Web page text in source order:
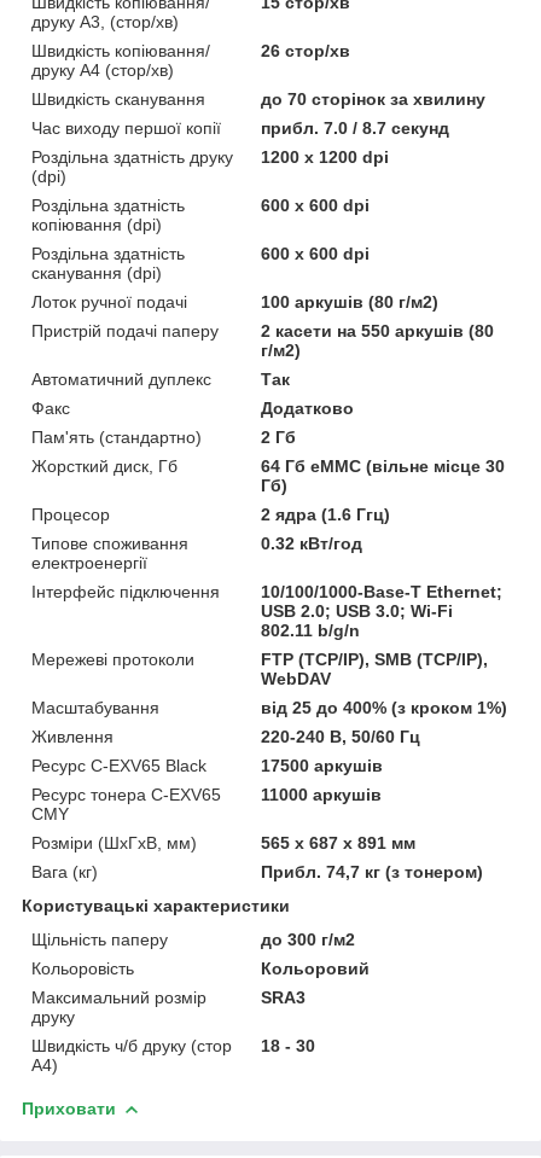
друку A3, (стор/хв)
Швидкість копіювання/
друку A4 (стор/хв)
26 стор/хв
Швидкість сканування
до 70 сторінок за хвилину
Час виходу першої копії
прибл. 7.0 / 8.7 секунд
Роздільна здатність друку
(dpi)
1200 x 1200 dpi
Роздільна здатність
копіювання (dpi)
600 x 600 dpi
Роздільна здатність
сканування (dpi)
600 x 600 dpi
Лоток ручної подачі
100 аркушів (80 г/м2)
Пристрій подачі паперу
2 касети на 550 аркушів (80
г/м2)
Автоматичний дуплекс
Так
Факс
Додатково
Пам'ять (стандартно)
2 Гб
Жорсткий диск, Гб
64 Гб eMMC (вільне місце 30
Гб)
Процесор
2 ядра (1.6 Ггц)
Типове споживання
електроенергії
0.32 кВт/год
Інтерфейс підключення
10/100/1000-Base-T Ethernet;
USB 2.0; USB 3.0; Wi-Fi
802.11 b/g/n
Мережеві протоколи
FTP (TCP/IP), SMB (TCP/IP),
WebDAV
Масштабування
від 25 до 400% (з кроком 1%)
Живлення
220-240 В, 50/60 Гц
Ресурс C-EXV65 Black
17500 аркушів
Ресурс тонера C-EXV65
CMY
11000 аркушів
Розміри (ШхГхВ, мм)
565 x 687 x 891 мм
Вага (кг)
Прибл. 74,7 кг (з тонером)
Користувацькі характеристики
Щільність паперу
до 300 г/м2
Кольоровість
Кольоровий
Максимальний розмір
друку
SRA3
Швидкість ч/б друку (стор
А4)
18 - 30
Приховати